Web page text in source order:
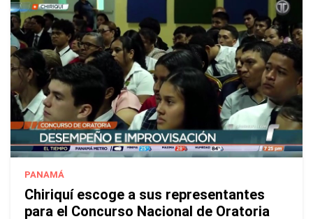
PANAMÁ
Chiriquí escoge a sus representantes
para el Concurso Nacional de Oratoria